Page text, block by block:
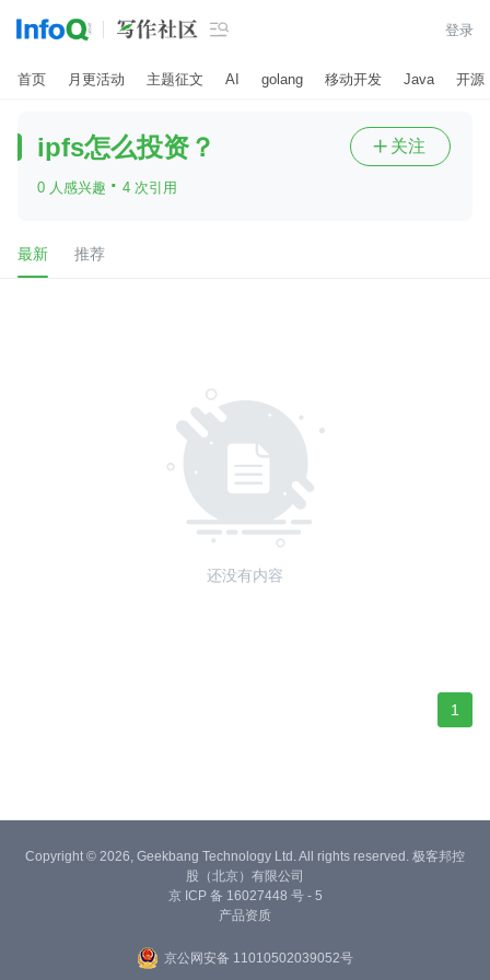
 登录
首页 月更活动 主题征文 AI golang 移动开发 Java 开源
ipfs怎么投资？
0 人感兴趣 · 4 次引用
 关注
最新 推荐
还没有内容
1
Copyright © 2026, Geekbang Technology Ltd. All rights reserved. 极客邦控
股（北京）有限公司
京 ICP 备 16027448 号 - 5
产品资质
京公网安备 11010502039052号